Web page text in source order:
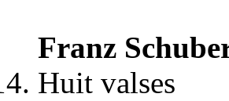
Franz
Huit valses